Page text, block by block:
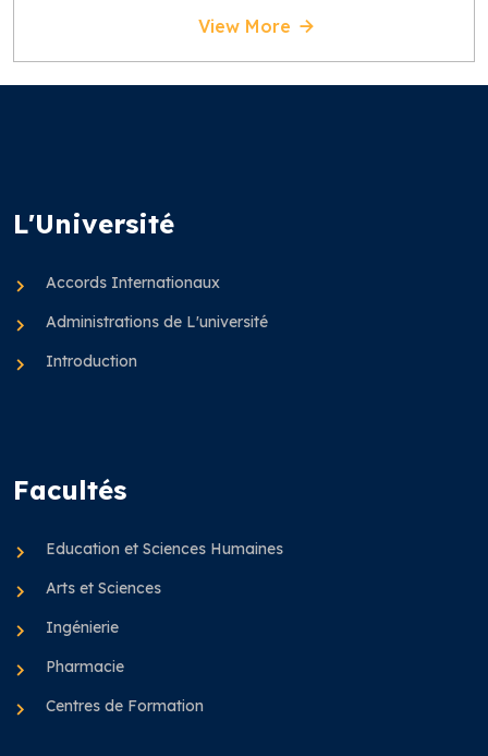
View More
L'Université
Accords Internationaux
Administrations de L'université
Introduction
Facultés
Education et Sciences Humaines
Arts et Sciences
Ingénierie
Pharmacie
Centres de Formation